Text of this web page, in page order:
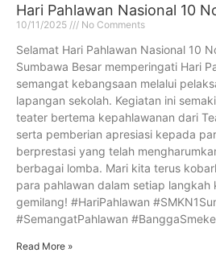
Hari Pahlawan Nasional 10
10/11/2025 No Comments
Selamat Hari Pahlawan Nasional 10
Sumbawa Besar memperingati Hari
semangat kebangsaan melalui
lapangan sekolah. Kegiatan ini
teater bertema kepahlawanan dari
serta pemberian apresiasi kepada
berprestasi yang telah
berbagai lomba. Mari kita terus
para pahlawan dalam setiap langkah
gemilang! #HariPahlawan
#SemangatPahlawan
Read More »